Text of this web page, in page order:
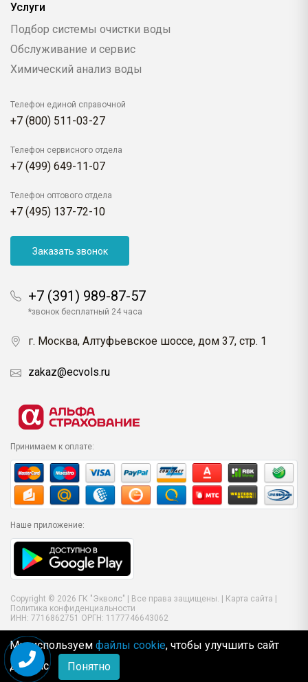
Услуги
Подбор системы очистки воды
Обслуживание и сервис
Химический анализ воды
Телефон единой справочной
+7 (800) 511-03-27
Телефон сервисного отдела
+7 (499) 649-11-07
Телефон оптового отдела
+7 (495) 137-72-10
Заказать звонок
+7 (391) 989-87-57
*звонок бесплатный 24 часа
г. Москва, Алтуфьевское шоссе, дом 37, стр. 1
zakaz@ecvols.ru
Принимаем к оплате:
Наше приложение:
Copyright © 2026 ГК "Экволс" | Все права защищены. | Карта сайта
Политика конфиденциальности
ИНН: 7716862751 ОРГН: 1177746643062
Мы используем файлы cookie, чтобы улучшить сайт
для Вас
Понятно